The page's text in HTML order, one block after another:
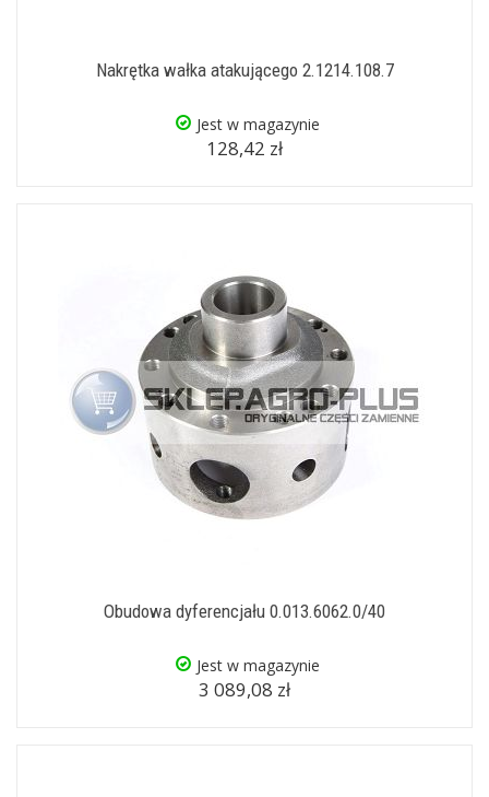
Nakrętka wałka atakującego 2.1214.108.7
Jest w magazynie
128,42 zł
Obudowa dyferencjału 0.013.6062.0/40
Jest w magazynie
3 089,08 zł